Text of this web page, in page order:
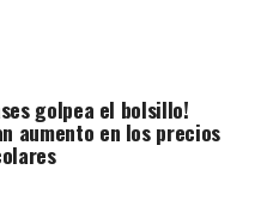
golpea el bolsillo!
aumento en los precios